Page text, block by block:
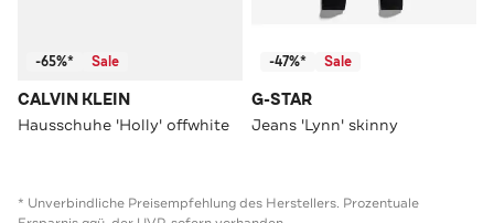
-65%* Sale
CALVIN KLEIN
Hausschuhe 'Holly' offwhite
-47%* Sale
G-STAR
Jeans 'Lynn' skinny
* Unverbindliche Preisempfehlung des Herstellers. Prozentuale